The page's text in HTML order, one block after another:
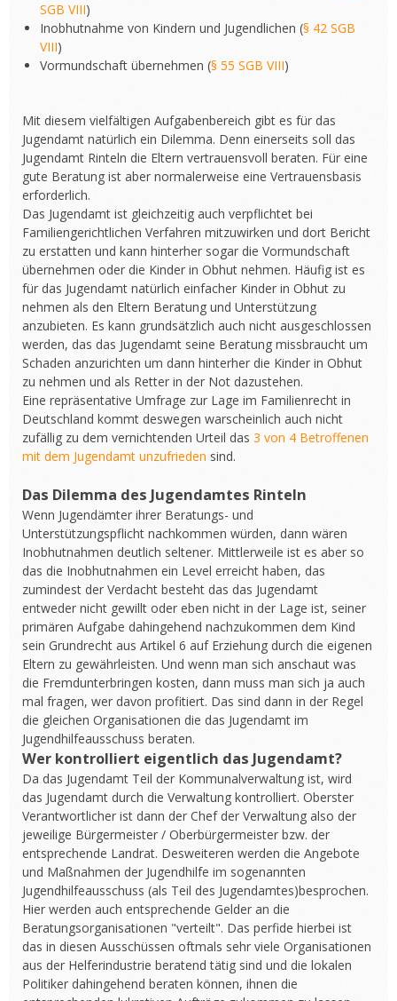
SGB VIII)
Inobhutnahme von Kindern und Jugendlichen (§ 42 SGB
VIII)
Vormundschaft übernehmen (§ 55 SGB VIII)
Mit diesem vielfältigen Aufgabenbereich gibt es für das
Jugendamt natürlich ein Dilemma. Denn einerseits soll das
Jugendamt Rinteln die Eltern vertrauensvoll beraten. Für eine
gute Beratung ist aber normalerweise eine Vertrauensbasis
erforderlich.
Das Jugendamt ist gleichzeitig auch verpflichtet bei
Familiengerichtlichen Verfahren mitzuwirken und dort Bericht
zu erstatten und kann hinterher sogar die Vormundschaft
übernehmen oder die Kinder in Obhut nehmen. Häufig ist es
für das Jugendamt natürlich einfacher Kinder in Obhut zu
nehmen als den Eltern Beratung und Unterstützung
anzubieten. Es kann grundsätzlich auch nicht ausgeschlossen
werden, das das Jugendamt seine Beratung missbraucht um
Schaden anzurichten um dann hinterher die Kinder in Obhut
zu nehmen und als Retter in der Not dazustehen.
Eine repräsentative Umfrage zur Lage im Familienrecht in
Deutschland kommt deswegen warscheinlich auch nicht
zufällig zu dem vernichtenden Urteil das 3 von 4 Betroffenen
mit dem Jugendamt unzufrieden sind.
Das Dilemma des Jugendamtes Rinteln
Wenn Jugendämter ihrer Beratungs- und
Unterstützungspflicht nachkommen würden, dann wären
Inobhutnahmen deutlich seltener. Mittlerweile ist es aber so
das die Inobhutnahmen ein Level erreicht haben, das
zumindest der Verdacht besteht das das Jugendamt
entweder nicht gewillt oder eben nicht in der Lage ist, seiner
primären Aufgabe dahingehend nachzukommen dem Kind
sein Grundrecht aus Artikel 6 auf Erziehung durch die eigenen
Eltern zu gewährleisten. Und wenn man sich anschaut was
die Fremdunterbringen kosten, dann muss man sich ja auch
mal fragen, wer davon profitiert. Das sind dann in der Regel
die gleichen Organisationen die das Jugendamt im
Jugendhilfeausschuss beraten.
Wer kontrolliert eigentlich das Jugendamt?
Da das Jugendamt Teil der Kommunalverwaltung ist, wird
das Jugendamt durch die Verwaltung kontrolliert. Oberster
Verantwortlicher ist dann der Chef der Verwaltung also der
jeweilige Bürgermeister / Oberbürgermeister bzw. der
entsprechende Landrat. Desweiteren werden die Angebote
und Maßnahmen der Jugendhilfe im sogenannten
Jugendhilfeausschuss (als Teil des Jugendamtes)besprochen.
Hier werden auch entsprechende Gelder an die
Beratungsorganisationen "verteilt". Das perfide hierbei ist
das in diesen Ausschüssen oftmals sehr viele Organisationen
aus der Helferindustrie beratend tätig sind und die lokalen
Politiker dahingehend beraten können, ihnen die